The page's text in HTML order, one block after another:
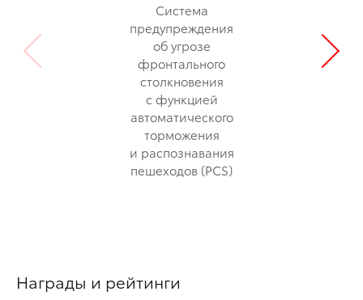
Система
предупреждения
об угрозе
фронтального
столкновения
с функцией
автоматического
торможения
и распознавания
пешеходов (PCS)
Награды и рейтинги